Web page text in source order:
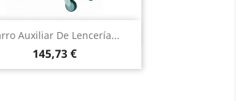
Auxiliar De Lencería...
Precio
145,73 €
Vista rápida